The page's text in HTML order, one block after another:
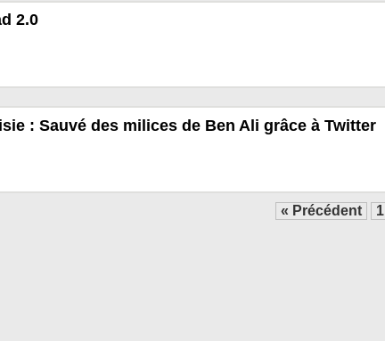
2.0
: Sauvé des milices de Ben Ali grâce à Twitter
« Précédent 1